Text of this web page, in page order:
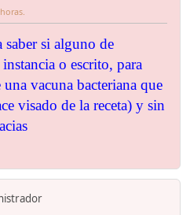
saber si alguno de
o escrito, para
vacuna bacteriana que
visado de la receta) y sin